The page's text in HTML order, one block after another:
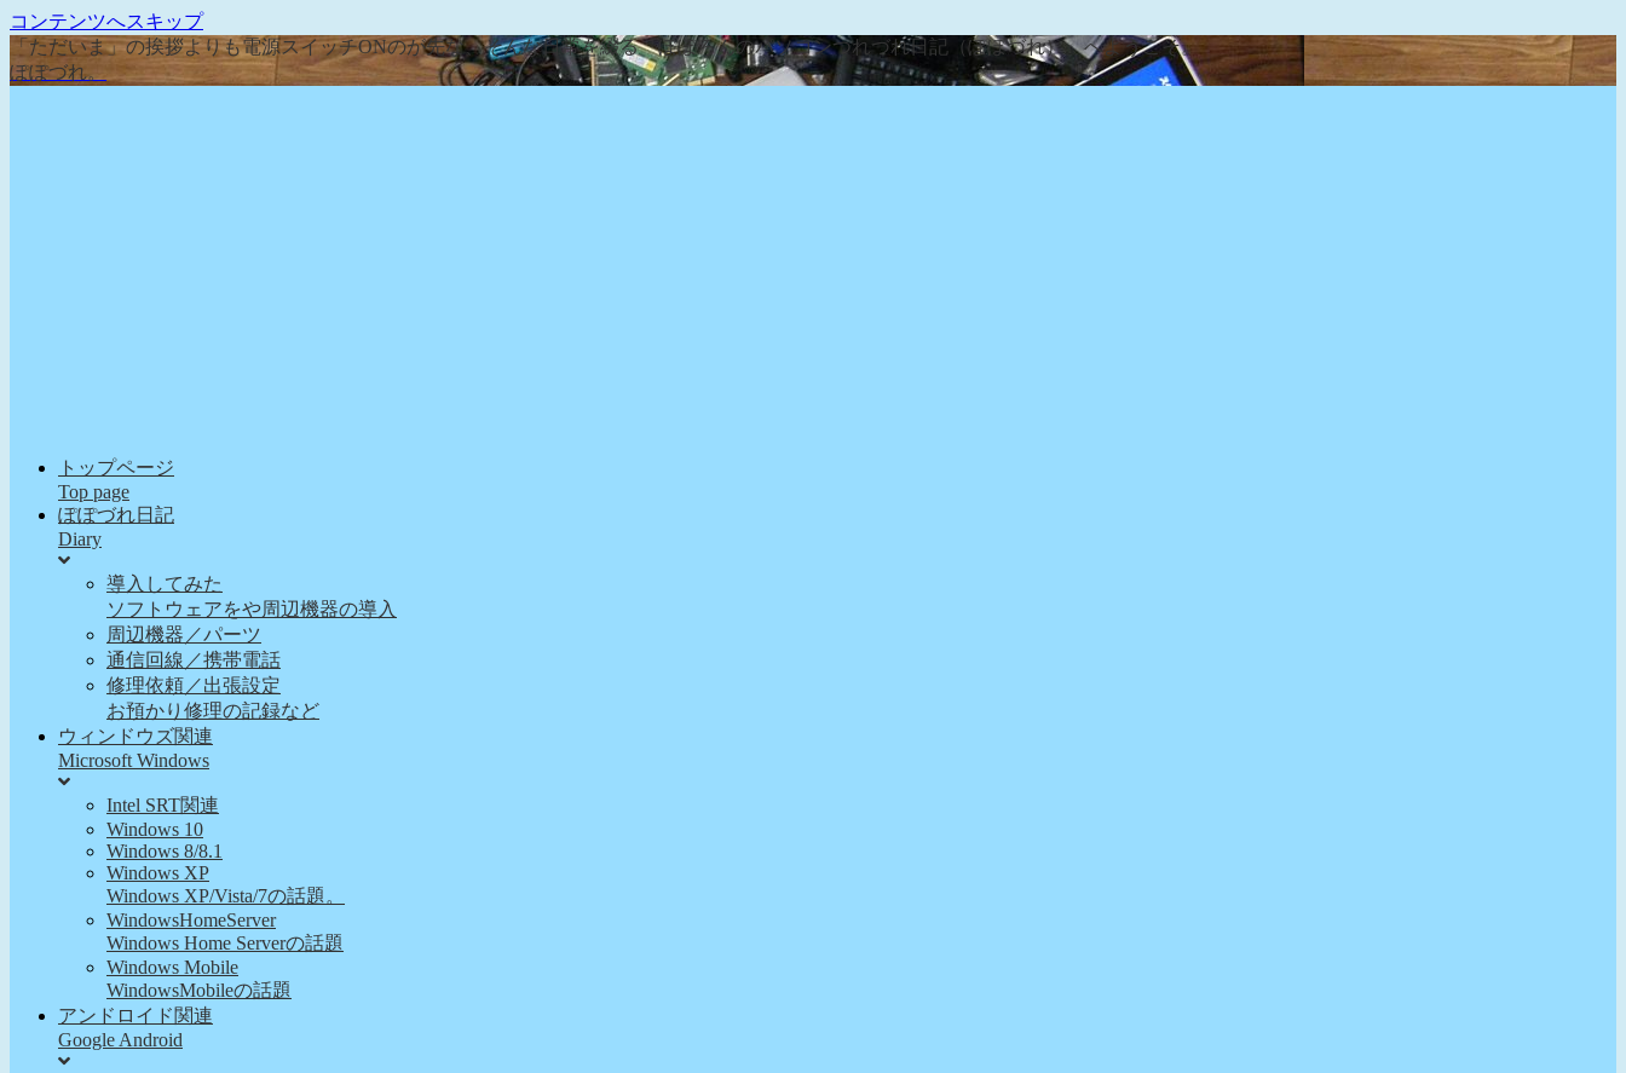
コンテンツへスキップ
「ただいま」の挨拶よりも電源スイッチONのが先な、そんな日常を綴る『ぽぽろんのパソコンつれづれ日記（ぽぽづれ）』へようこそ。
ぽぽづれ。
トップページ
Top page
ぽぽづれ日記
Diary
導入してみた
ソフトウェアをや周辺機器の導入
周辺機器／パーツ
通信回線／携帯電話
修理依頼／出張設定
お預かり修理の記録など
ウィンドウズ関連
Microsoft Windows
Intel SRT関連
Windows 10
Windows 8/8.1
Windows XP
Windows XP/Vista/7の話題。
WindowsHomeServer
Windows Home Serverの話題
Windows Mobile
WindowsMobileの話題
アンドロイド関連
Google Android